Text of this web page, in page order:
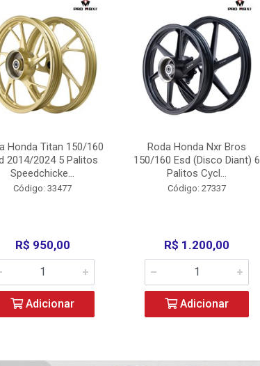
Honda Titan 150/160
2014/2024 5 Palitos
Speedchicke...
Código: 33477
R$ 950,00
Adicionar
Roda Honda Nxr Bros
150/160 Esd (Disco Diant) 6
Palitos Cycl...
Código: 27337
R$ 1.200,00
Adicionar